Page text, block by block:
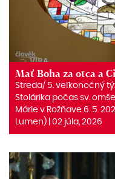
Mať Boha za otca a
Streda/ 5. veľkonočný
Stolárika počas sv.
Márie v Rožňave 6. 5.
Lumen) | 02 júla, 2026